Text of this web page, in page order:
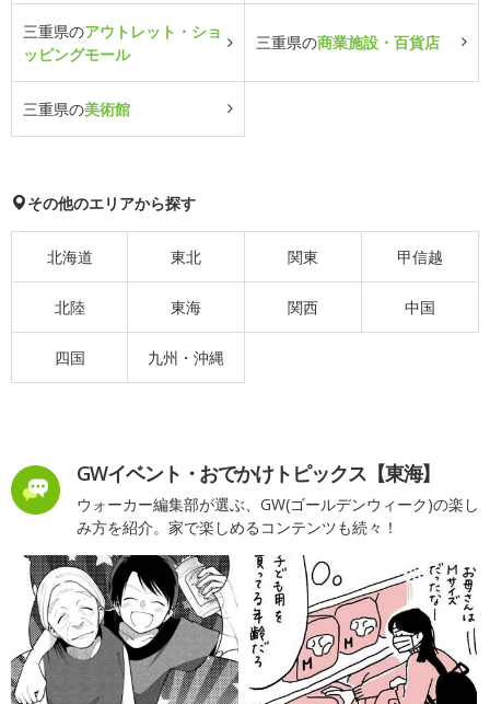
三重県のアウトレット・ショ
ッピングモール
三重県の商業施設・百貨店
三重県の美術館
その他のエリアから探す
北海道 東北 関東 甲信越
北陸 東海 関西 中国
四国 九州・沖縄
GWイベント・おでかけトピックス【東海】
ウォーカー編集部が選ぶ、GW(ゴールデンウィーク)の楽し
み方を紹介。家で楽しめるコンテンツも続々！